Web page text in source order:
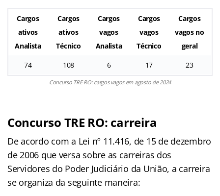
Cargos
ativos
Analista
Cargos
ativos
Técnico
Cargos
vagos
Analista
Cargos
vagos
Técnico
Cargos
vagos no
geral
74 108 6 17 23
Concurso TRE RO: cargos vagos em agosto de 2024
Concurso TRE RO: carreira
De acordo com a Lei nº 11.416, de 15 de dezembro
de 2006 que versa sobre as carreiras dos
Servidores do Poder Judiciário da União, a carreira
se organiza da seguinte maneira: